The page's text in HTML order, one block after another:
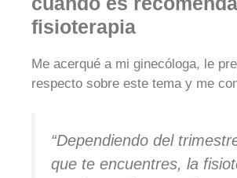
fisioterapia
Me acerqué a mi ginecóloga, le
respecto sobre este tema y me
“Dependiendo del
que te encuentres, la